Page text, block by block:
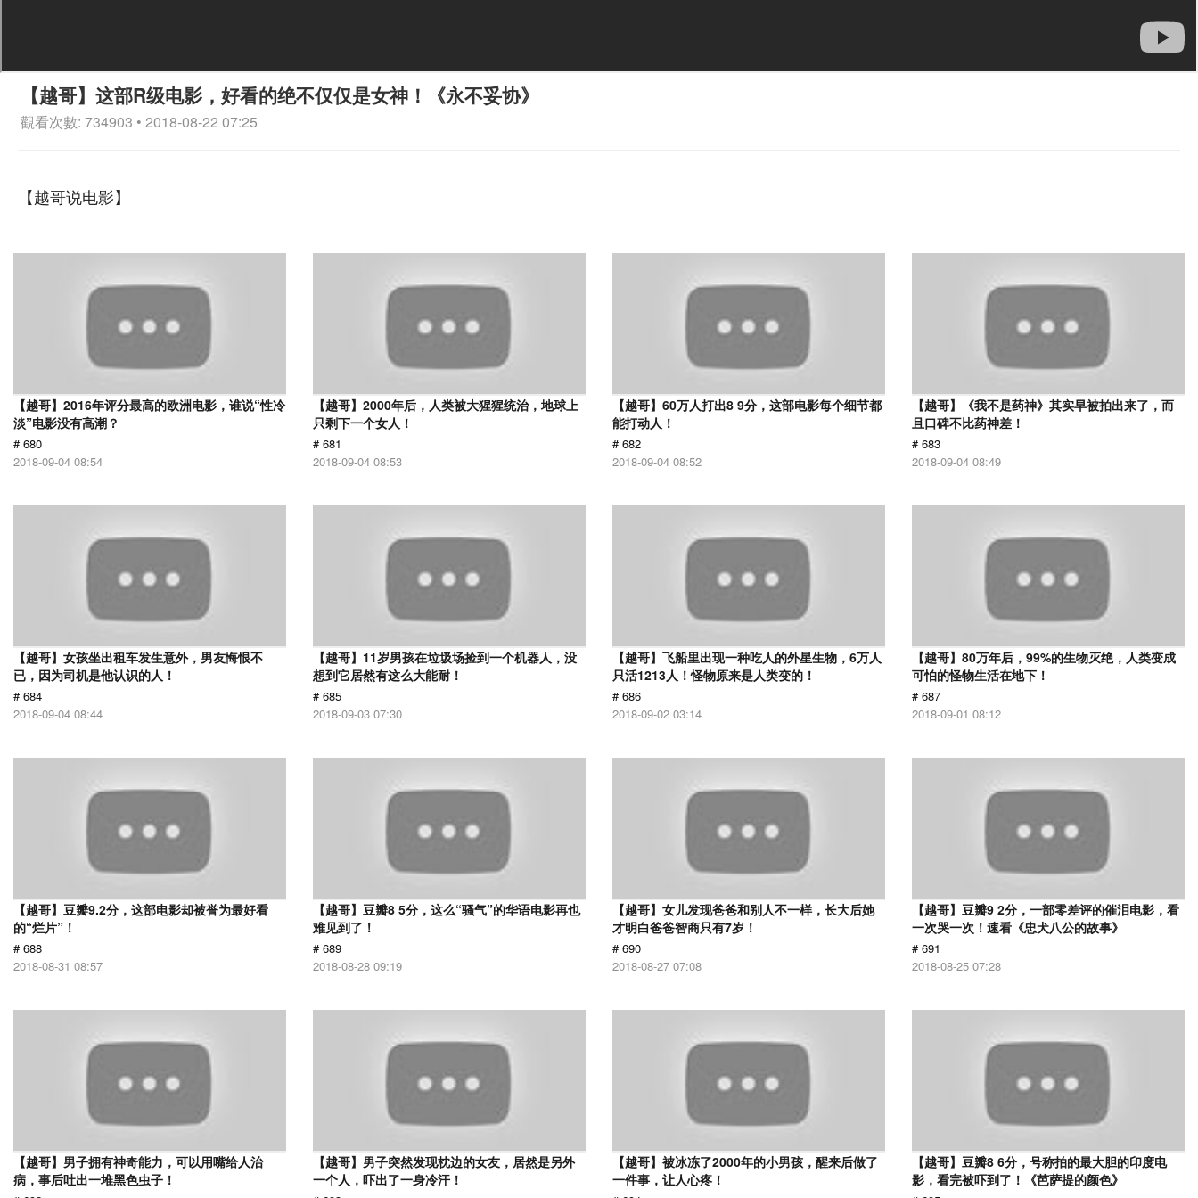
【越哥】这部R级电影，好看的绝不仅仅是女神！《永不妥协》
觀看次數: 734903 • 2018-08-22 07:25
【越哥说电影】
【越哥】2016年评分最高的欧洲电影，谁说“性冷
淡”电影没有高潮？
# 680
2018-09-04 08:54
【越哥】2000年后，人类被大猩猩统治，地球上
只剩下一个女人！
# 681
2018-09-04 08:53
【越哥】60万人打出8 9分，这部电影每个细节都
能打动人！
# 682
2018-09-04 08:52
【越哥】《我不是药神》其实早被拍出来了，而
且口碑不比药神差！
# 683
2018-09-04 08:49
【越哥】女孩坐出租车发生意外，男友悔恨不
已，因为司机是他认识的人！
# 684
2018-09-04 08:44
【越哥】11岁男孩在垃圾场捡到一个机器人，没
想到它居然有这么大能耐！
# 685
2018-09-03 07:30
【越哥】飞船里出现一种吃人的外星生物，6万人
只活1213人！怪物原来是人类变的！
# 686
2018-09-02 03:14
【越哥】80万年后，99%的生物灭绝，人类变成
可怕的怪物生活在地下！
# 687
2018-09-01 08:12
【越哥】豆瓣9.2分，这部电影却被誉为最好看
的“烂片”！
# 688
2018-08-31 08:57
【越哥】豆瓣8 5分，这么“骚气”的华语电影再也
难见到了！
# 689
2018-08-28 09:19
【越哥】女儿发现爸爸和别人不一样，长大后她
才明白爸爸智商只有7岁！
# 690
2018-08-27 07:08
【越哥】豆瓣9 2分，一部零差评的催泪电影，看
一次哭一次！速看《忠犬八公的故事》
# 691
2018-08-25 07:28
【越哥】男子拥有神奇能力，可以用嘴给人治
病，事后吐出一堆黑色虫子！
【越哥】男子突然发现枕边的女友，居然是另外
一个人，吓出了一身冷汗！
【越哥】被冰冻了2000年的小男孩，醒来后做了
一件事，让人心疼！
【越哥】豆瓣8 6分，号称拍的最大胆的印度电
影，看完被吓到了！《芭萨提的颜色》